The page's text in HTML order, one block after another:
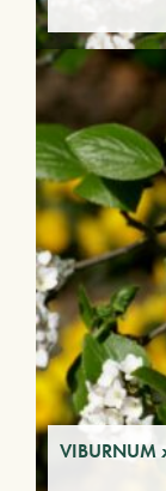
VIBURNUM